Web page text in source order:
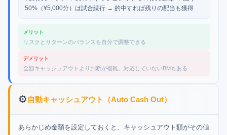
50%（¥5,000分）は試合続行 → 的中すれば残りの配当も獲得
メリット
リスクとリターンのバランスを自分で調整できる
デメリット
全額キャッシュアウトより判断が複雑。対応していないBMもある
⚙️ 自動キャッシュアウト（Auto Cash Out）
あらかじめ金額を設定しておくと、キャッシュアウト額がその値